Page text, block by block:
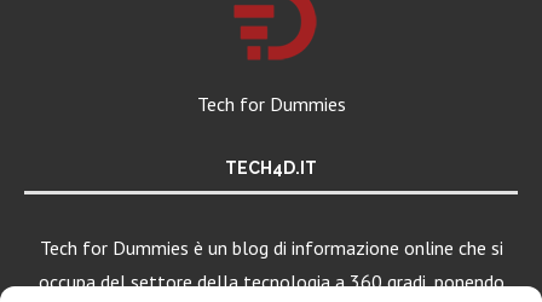
Tech for Dummies
TECH4D.IT
Tech for Dummies è un blog di informazione online che si
occupa del settore della tecnologia a 360 gradi, ponendo